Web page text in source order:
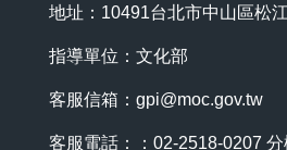
地址：10491台北市中山區松
指導單位：文化部
客服信箱： gpi@moc.gov.tw
客服電話：：02-2518-0207 分